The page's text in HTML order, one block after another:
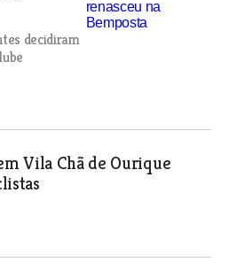
decidiram
Vila Chã de Ourique